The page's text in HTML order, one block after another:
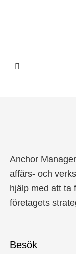
Anchor
affärs- och
hjälp med att ta
företagets
Besök